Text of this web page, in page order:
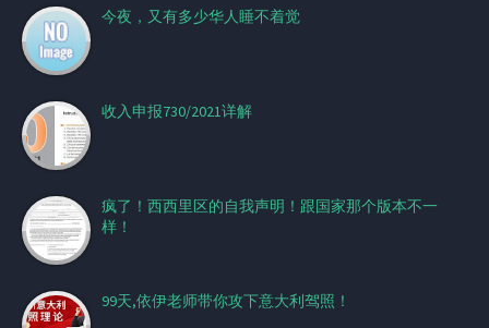
今夜，又有多少华人睡不着觉
收入申报730/2021详解
疯了！西西里区的自我声明！跟国家那个版本不一
样！
99天,依伊老师带你攻下意大利驾照！